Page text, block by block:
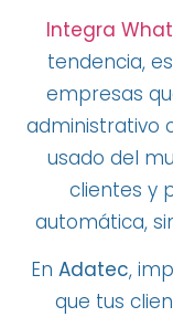
Integra
tendencia,
empresas
administrativo
usado del
clientes y
automática,
En Adatec,
que tus